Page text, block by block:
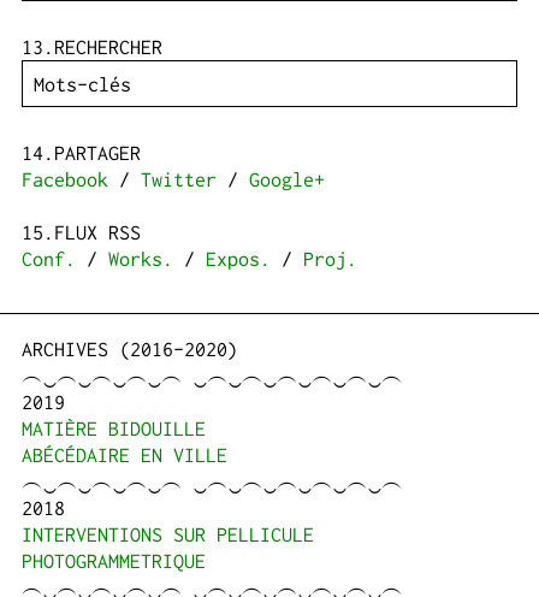
RECHERCHER
PARTAGER
Facebook / Twitter / Google+
FLUX RSS
Conf.
/ Works. / Expos. / Proj.
ARCHIVES (2016-2020)
︵‿︵‿︵‿︵‿︵ ‿︵‿︵‿︵‿︵‿︵‿︵
2019
MATIÈRE BIDOUILLE
ABÉCÉDAIRE EN VILLE
︵‿︵‿︵‿︵‿︵ ‿︵‿︵‿︵‿︵‿︵‿︵
2018
INTERVENTIONS SUR PELLICULE
PHOTOGRAMMETRIQUE
︵‿︵‿︵‿︵‿︵ ‿︵‿︵‿︵‿︵‿︵‿︵